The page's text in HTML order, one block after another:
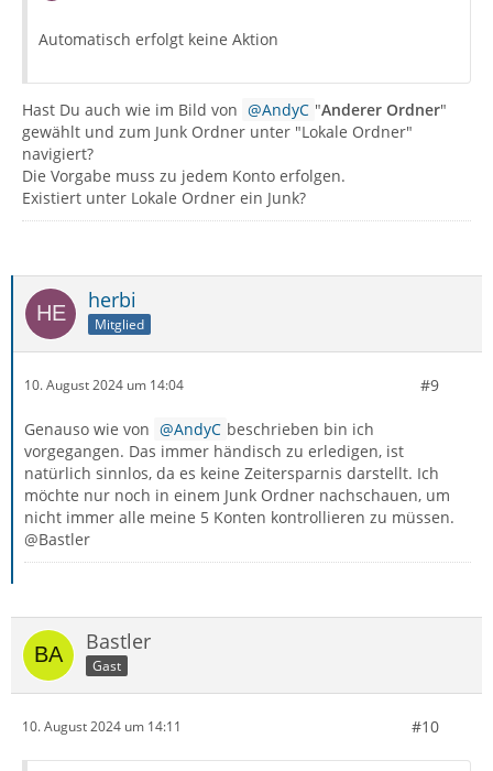
Automatisch erfolgt keine Aktion
Hast Du auch wie im Bild von AndyC "Anderer Ordner"
gewählt und zum Junk Ordner unter "Lokale Ordner"
navigiert?
Die Vorgabe muss zu jedem Konto erfolgen.
Existiert unter Lokale Ordner ein Junk?
herbi
Mitglied
10. August 2024 um 14:04 #9
Genauso wie von AndyC beschrieben bin ich
vorgegangen. Das immer händisch zu erledigen, ist
natürlich sinnlos, da es keine Zeitersparnis darstellt. Ich
möchte nur noch in einem Junk Ordner nachschauen, um
nicht immer alle meine 5 Konten kontrollieren zu müssen.
@Bastler
Bastler
Gast
10. August 2024 um 14:11 #10